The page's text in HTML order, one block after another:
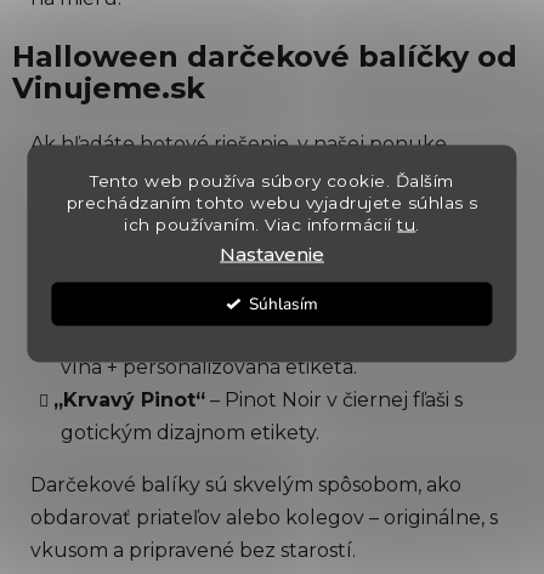
Tento web používa súbory cookie. Ďalším
prechádzaním tohto webu vyjadrujete súhlas s
ich používaním. Viac informáciítu
Nastavenie
Súhlasím
Halloween darčekové balíčky od
Vinujeme.sk
Ak hľadáte hotové riešenie, v našej ponuke
nájdete tematické darčekové balenia, ktoré sa
skvele hodia k tejto sezóne:
„Temná elegancia“– Cabernet Sauvignon +
čokoládové pralinky + čierna darčeková kazeta.
vína + personalizovaná etiketa.
„Krvavý Pinot“ – Pinot Noir v čiernej fľaši s
gotickým dizajnom etikety.
Darčekové balíky sú skvelým spôsobom, ako
obdarovať priateľov alebo kolegov – originálne, s
vkusom a pripravené bez starostí.